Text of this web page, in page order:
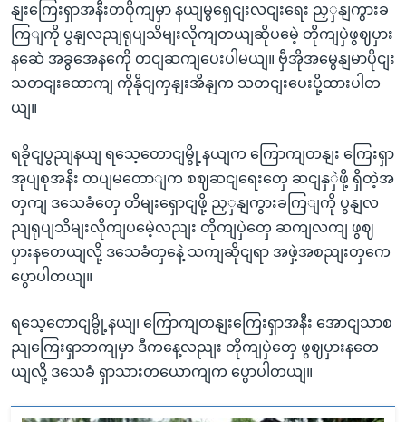
နျးကြေးရှာအနီးတဝိုကျမှာ နယျမွရှေငျးလငျးရေး ညှှနျကွားခ
ကြျကို ပွနျလညျရုပျသိမျးလိုကျတယျဆိုပမေဲ့ တိုကျပှဲဖွဈပှား
နဆေဲ အခွအေနကေို တငျဆကျပေးပါမယျ။ ဗှီအိုအမွေနျမာပိုငျး
သတငျးထောကျ ကိုနိုငျကှနျးအိနျက သတငျးပေးပို့ထားပါတ
ယျ။
ရခိုငျပွညျနယျ ရသေ့တောငျမွို့နယျက ကြောကျတနျး ကြေးရှာ
အုပျစုအနီး တပျမတောျက စဈဆငျရေးတှေ ဆငျနှှဲဖို့ ရှိတဲ့အ
တှကျ ဒသေခံတှေ တိမျးရှောငျဖို့ ညှှနျကွားခကြျကို ပွနျလ
ညျရုပျသိမျးလိုကျပမေဲ့လညျး တိုကျပှဲတှေ ဆကျလကျ ဖွဈ
ပှားနတေယျလို့ ဒသေခံတှနေဲ့ သကျဆိုငျရာ အဖှဲ့အစညျးတှကေ
ပွောပါတယျ။
ရသေ့တောငျမွို့နယျ၊ ကြောကျတနျးကြေးရှာအနီး အောငျသာစ
ညျကြေးရှာဘကျမှာ ဒီကနေ့လညျး တိုကျပှဲတှေ ဖွဈပှားနတေ
ယျလို့ ဒသေခံ ရှာသားတယောကျက ပွောပါတယျ။